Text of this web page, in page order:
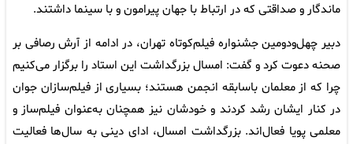
ماندگار و صداقتی که در ارتباط با جهان پیرامون و با سینما داشتند.
دبیر چهل‌ودومین جشنواره فیلم‌کوتاه تهران، در ادامه از آرش رصافی بر
صحنه دعوت کرد و گفت: امسال بزرگداشت این استاد را برگزار می‌کنیم
چرا که از معلمان باسابقه انجمن هستند؛ بسیاری از فیلم‌سازان جوان
در کنار ایشان رشد کردند و خودشان نیز همچنان به‌عنوان فیلم‌ساز و
معلمی پویا فعال‌اند. بزرگداشت امسال، ادای دینی به سال‌ها فعالیت